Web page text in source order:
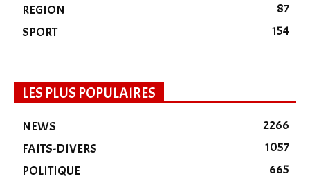
REGION
87
SPORT
154
LES PLUS POPULAIRES
NEWS
2266
FAITS-DIVERS
1057
POLITIQUE
665